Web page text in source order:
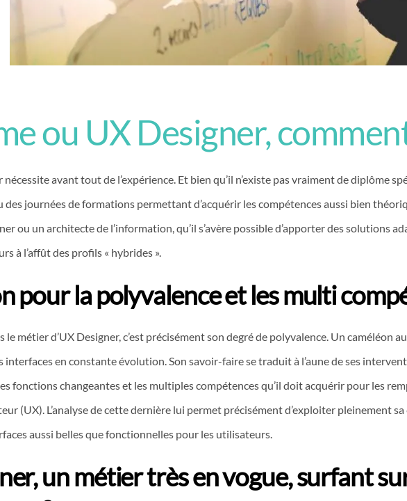
ou UX Designer,
nécessite avant tout de l’expérience. Et bien qu’il n’existe pas vraiment de diplôme
des journées de formations permettant d’acquérir les compétences aussi bien
ou un architecte de l’information, qu’il s’avère possible d’apporter des solutions
à l’affût des profils « hybrides ».
pour la polyvalence et les multi
métier d’UX Designer, c’est précisément son degré de polyvalence. Un caméléon
interfaces en constante évolution. Son savoir-faire se traduit à l’aune de ses
fonctions changeantes et les multiples compétences qu’il doit acquérir pour les
(UX). L’analyse de cette dernière lui permet précisément d’exploiter pleinement
aussi belles que fonctionnelles pour les utilisateurs.
un métier très en vogue, surfant